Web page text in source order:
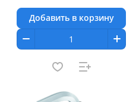
Добавить в корзину